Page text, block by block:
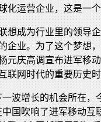
化运营企业，这是一
想成为行业里的领导
企业。为了这个梦想
元庆高调宣布进军移
联网时代的重要历史时
波增长的机会所在，
中国吹响了进军移动